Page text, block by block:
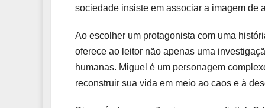
sociedade insiste em associar a imagem de
Ao escolher um protagonista com uma
oferece ao leitor não apenas uma
humanas. Miguel é um personagem
reconstruir sua vida em meio ao caos e à